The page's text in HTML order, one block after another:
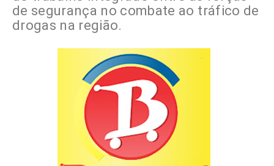
de segurança no combate ao tráfico de
drogas na região.